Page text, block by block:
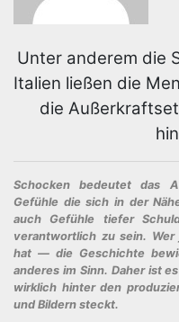
Unter anderem die
Italien ließen die
die
Schocken bedeutet das
Gefühle die sich in der
auch Gefühle tiefer
verantwortlich zu sein.
hat — die Geschichte
anderes im Sinn. Daher ist
wirklich hinter den
und Bildern steckt.